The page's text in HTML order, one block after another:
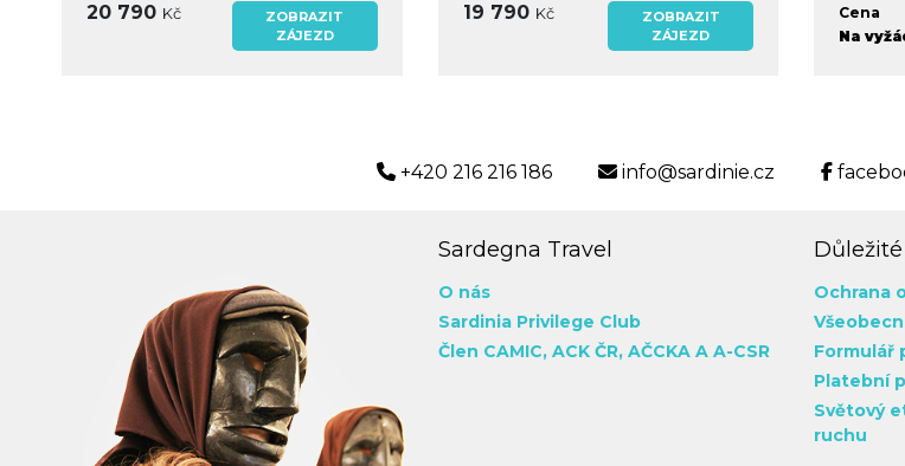
20 790 Kč
ZOBRAZIT
ZÁJEZD
19 790 Kč
ZOBRAZIT
ZÁJEZD
Cena
Na
+420 216 216 186 info@sardinie.cz
Sardegna Travel
O nás
Sardinia Privilege Club
Člen CAMIC, ACK ČR, AČCKA A A-CSR
Ochrana
Formulář
Platební
Světový
ruchu